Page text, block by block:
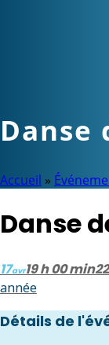
Danse
Accueil »
Danse
17avr19 h 00 min
année
Détails de